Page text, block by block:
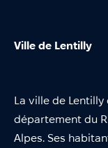
Ville de Lentilly
La ville de
département du
Alpes. Ses